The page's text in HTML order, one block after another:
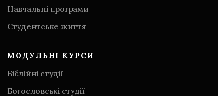
Навчальні програми
Студентське життя
МОДУЛЬНІ КУРСИ
Біблійні студії
Богословські студії